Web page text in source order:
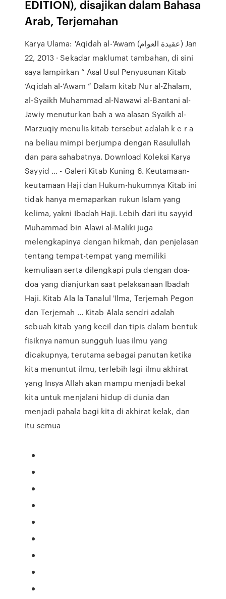
EDITION), disajikan dalam Bahasa
Arab, Terjemahan
Karya Ulama: 'Aqidah al-'Awam (عقيدة العوام) Jan
22, 2013 · Sekadar maklumat tambahan, di sini
saya lampirkan “ Asal Usul Penyusunan Kitab
‘Aqidah al-‘Awam ” Dalam kitab Nur al-Zhalam,
al-Syaikh Muhammad al-Nawawi al-Bantani al-
Jawiy menuturkan bah a wa alasan Syaikh al-
Marzuqiy menulis kitab tersebut adalah k e r a
na beliau mimpi berjumpa dengan Rasulullah
dan para sahabatnya. Download Koleksi Karya
Sayyid ... - Galeri Kitab Kuning 6. Keutamaan-
keutamaan Haji dan Hukum-hukumnya Kitab ini
tidak hanya memaparkan rukun Islam yang
kelima, yakni Ibadah Haji. Lebih dari itu sayyid
Muhammad bin Alawi al-Maliki juga
melengkapinya dengan hikmah, dan penjelasan
tentang tempat-tempat yang memiliki
kemuliaan serta dilengkapi pula dengan doa-
doa yang dianjurkan saat pelaksanaan Ibadah
Haji. Kitab Ala la Tanalul 'Ilma, Terjemah Pegon
dan Terjemah ... Kitab Alala sendri adalah
sebuah kitab yang kecil dan tipis dalam bentuk
fisiknya namun sungguh luas ilmu yang
dicakupnya, terutama sebagai panutan ketika
kita menuntut ilmu, terlebih lagi ilmu akhirat
yang Insya Allah akan mampu menjadi bekal
kita untuk menjalani hidup di dunia dan
menjadi pahala bagi kita di akhirat kelak, dan
itu semua